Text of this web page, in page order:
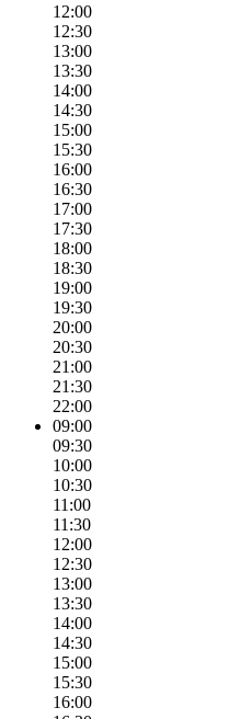
12:00
12:30
13:00
13:30
14:00
14:30
15:00
15:30
16:00
16:30
17:00
17:30
18:00
18:30
19:00
19:30
20:00
20:30
21:00
21:30
22:00
09:00
09:30
10:00
10:30
11:00
11:30
12:00
12:30
13:00
13:30
14:00
14:30
15:00
15:30
16:00